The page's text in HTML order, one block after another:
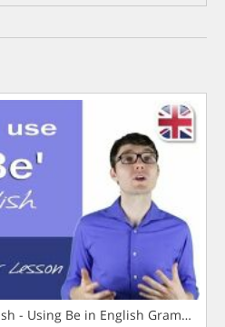
- Using Be in English Grammar